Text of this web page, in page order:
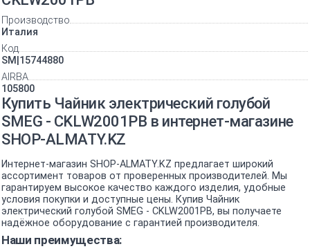
Производство
Италия
Код
SM|15744880
AIRBA
105800
Купить Чайник электрический голубой
SMEG - CKLW2001PB в интернет-магазине
SHOP-ALMATY.KZ
Интернет-магазин SHOP-ALMATY.KZ предлагает широкий
ассортимент товаров от проверенных производителей. Мы
гарантируем высокое качество каждого изделия, удобные
условия покупки и доступные цены. Купив Чайник
электрический голубой SMEG - CKLW2001PB, вы получаете
надёжное оборудование с гарантией производителя.
Наши преимущества: